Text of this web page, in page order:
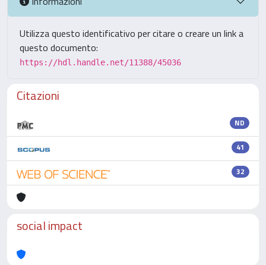
Utilizza questo identificativo per citare o creare un link a
questo documento:
https://hdl.handle.net/11388/45036
Citazioni
ND
41
32
social impact